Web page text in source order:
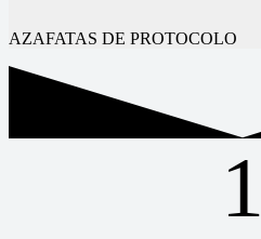
AZAFATAS DE PROTOCOLO
1